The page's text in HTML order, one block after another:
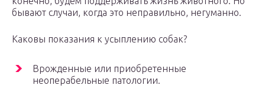
бывают случаи, когда это неправильно, негуманно.
Каковы показания к усыплению собак?
Врожденные или приобретенные
неоперабельные патологии.